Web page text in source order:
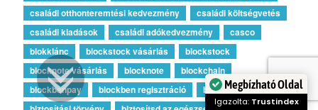
családi otthonteremtési kedvezmény
családi költségvetés
családi kiadások
családi adókedvezmény
casco
blokklánc
blockstock vásárlás
blockstock
blocknote vásárlás
blocknote
blockchain
blockbenpay
blockben regisztráció
blockben
Megbízható Oldal